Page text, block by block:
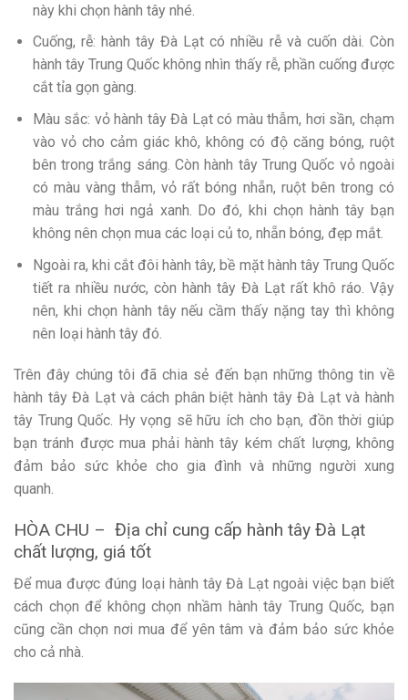
này khi chọn hành tây nhé.
Cuống, rễ: hành tây Đà Lạt có nhiều rễ và cuốn dài. Còn
hành tây Trung Quốc không nhìn thấy rễ, phần cuống được
cắt tỉa gọn gàng.
Màu sắc: vỏ hành tây Đà Lạt có màu thẫm, hơi sần, chạm
vào vỏ cho cảm giác khô, không có độ căng bóng, ruột
bên trong trắng sáng. Còn hành tây Trung Quốc vỏ ngoài
có màu vàng thẫm, vỏ rất bóng nhẵn, ruột bên trong có
màu trắng hơi ngả xanh. Do đó, khi chọn hành tây bạn
không nên chọn mua các loại củ to, nhẵn bóng, đẹp mắt.
Ngoài ra, khi cắt đôi hành tây, bề mặt hành tây Trung Quốc
tiết ra nhiều nước, còn hành tây Đà Lạt rất khô ráo. Vậy
nên, khi chọn hành tây nếu cầm thấy nặng tay thì không
nên loại hành tây đó.
Trên đây chúng tôi đã chia sẻ đến bạn những thông tin về
hành tây Đà Lạt và cách phân biệt hành tây Đà Lạt và hành
tây Trung Quốc. Hy vọng sẽ hữu ích cho bạn, đồn thời giúp
bạn tránh được mua phải hành tây kém chất lượng, không
đảm bảo sức khỏe cho gia đình và những người xung
quanh.
HÒA CHU – Địa chỉ cung cấp hành tây Đà Lạt
chất lượng, giá tốt
Để mua được đúng loại hành tây Đà Lạt ngoài việc bạn biết
cách chọn để không chọn nhầm hành tây Trung Quốc, bạn
cũng cần chọn nơi mua để yên tâm và đảm bảo sức khỏe
cho cả nhà.